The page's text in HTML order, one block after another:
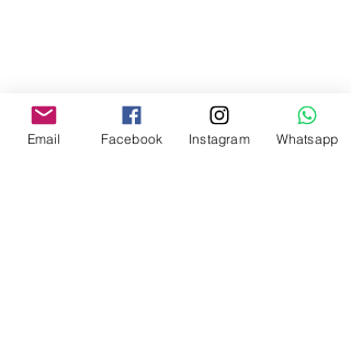
Email Facebook Instagram Whatsapp